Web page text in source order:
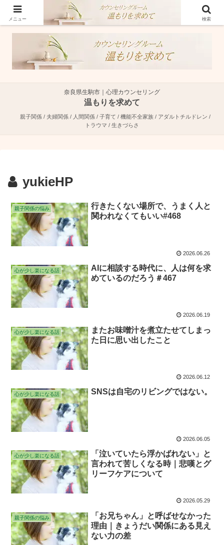
奈良県生駒市で親子関係・夫婦関係・人間関係に特化した心理カウンセラーで
す。
奈良県生駒市｜心理カウンセリング
温もりを求めて
親子関係 / 夫婦関係 / 人間関係 / 子育て / 機能不全家族 / アダルトチルドレン /
トラウマ / 生きづらさ
yukieHP
親子関係の悩み
行きたくない場所で、うまく人と
関われなくてもいい#468
2026.06.26
心が少し楽になる話
AIに相談する時代に、人は何を求
めているのだろう＃467
2026.06.19
心が少し楽になる話
またお味噌汁を煮立たせてしまっ
た日に思い出したこと
2026.06.12
心が少し楽になる話 SNSは自宅のリビングではない。
2026.06.05
心が少し楽になる話
「泣いていたら浮かばれない」と
言われて苦しくなる時｜悲嘆とグ
リーフケアについて
2026.05.29
親子関係の悩み
「お兄ちゃん」と呼ばせなかった
理由｜きょうだい関係にある見え
ない力の差
メニュー 検索